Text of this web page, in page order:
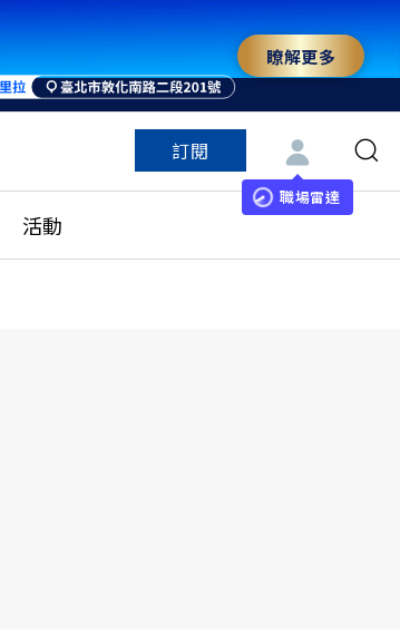
瞭解更多
訂閱
職場雷達
活動
特色頻道